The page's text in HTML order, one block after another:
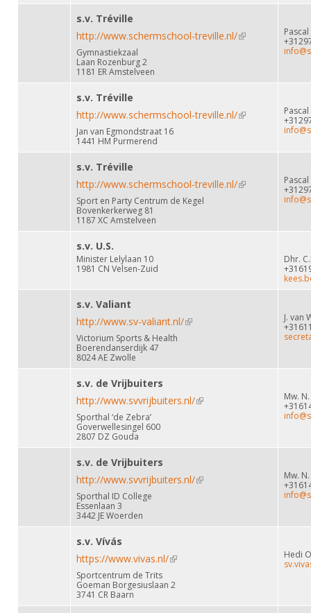
s.v. Tréville
http://www.schermschool-treville.nl/(link is external)
Gymnastiekzaal
Laan Rozenburg 2
1181 ER Amstelveen
s.v. Tréville
http://www.schermschool-treville.nl/(link is external)
Jan van Egmondstraat 16
1441 HM Purmerend
s.v. Tréville
http://www.schermschool-treville.nl/(link is external)
Sport en Party Centrum de Kegel
Bovenkerkerweg 81
1187 XC Amstelveen
s.v. U.S.
Minister Lelylaan 10
1981 CN Velsen-Zuid
Dhr.
s.v. Valiant
http://www.sv-valiant.nl/(link is external)
Victorium Sports & Health
Boerendanserdijk 47
8024 AE Zwolle
J. van
s.v. de Vrijbuiters
http://www.svvrijbuiters.nl/(link is external)
Sporthal ‘de Zebra’
Goverwellesingel 600
2807 DZ Gouda
Mw.
s.v. de Vrijbuiters
http://www.svvrijbuiters.nl/(link is external)
Sporthal ID College
Essenlaan 3
3442 JE Woerden
Mw.
s.v. Vívás
https://www.vivas.nl/(link is external)
Sportcentrum de Trits
Goeman Borgesiuslaan 2
3741 CR Baarn
Hedi